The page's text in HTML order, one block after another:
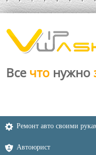
Все что нужно
Ремонт авто своими
Автоюрист